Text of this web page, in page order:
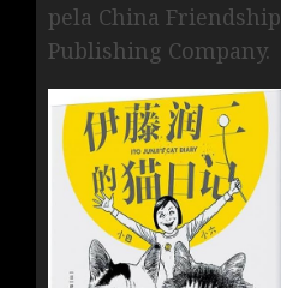
pela China Friendship
Publishing Company.